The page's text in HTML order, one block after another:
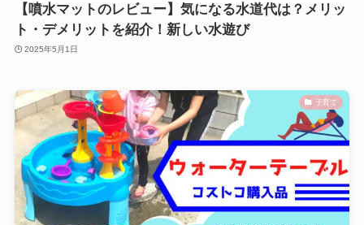
【噴水マットのレビュー】気になる水道代は？メリッ
ト・デメリットを紹介！新しい水遊び
2025年5月1日
子育て